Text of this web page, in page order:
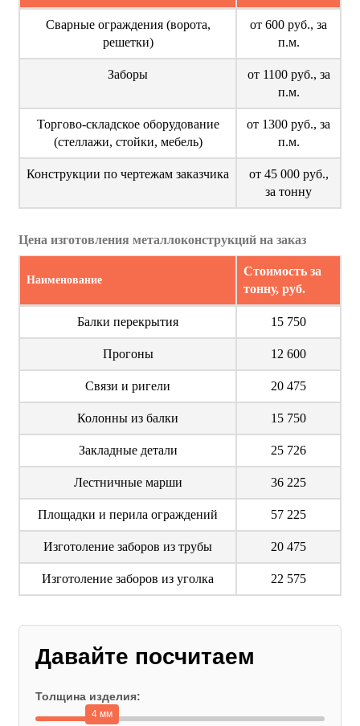
Сварные ограждения (ворота,
решетки)
от 600 руб., за
п.м.
Заборы
от 1100 руб., за
п.м.
Торгово-складское оборудование
(стеллажи, стойки, мебель)
от 1300 руб., за
п.м.
Конструкции по чертежам заказчика
от 45 000 руб.,
за тонну
Цена изготовления металлоконструкций на заказ
Наименование
Стоимость за
тонну, руб.
Балки перекрытия 15 750
Прогоны 12 600
Связи и ригели 20 475
Колонны из балки 15 750
Закладные детали 25 726
Лестничные марши 36 225
Площадки и перила ограждений 57 225
Изготоление заборов из трубы 20 475
Изготоление заборов из уголка 22 575
Давайте посчитаем
Толщина изделия:
4 мм